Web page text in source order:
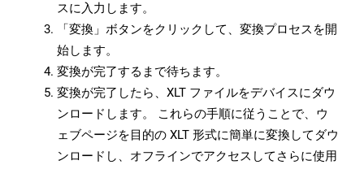
スに入力します。
「変換」ボタンをクリックして、変換プロセスを開
始します。
変換が完了するまで待ちます。
変換が完了したら、XLT ファイルをデバイスにダウ
ンロードします。 これらの手順に従うことで、ウ
ェブページを目的の XLT 形式に簡単に変換してダウ
ンロードし、オフラインでアクセスしてさらに使用